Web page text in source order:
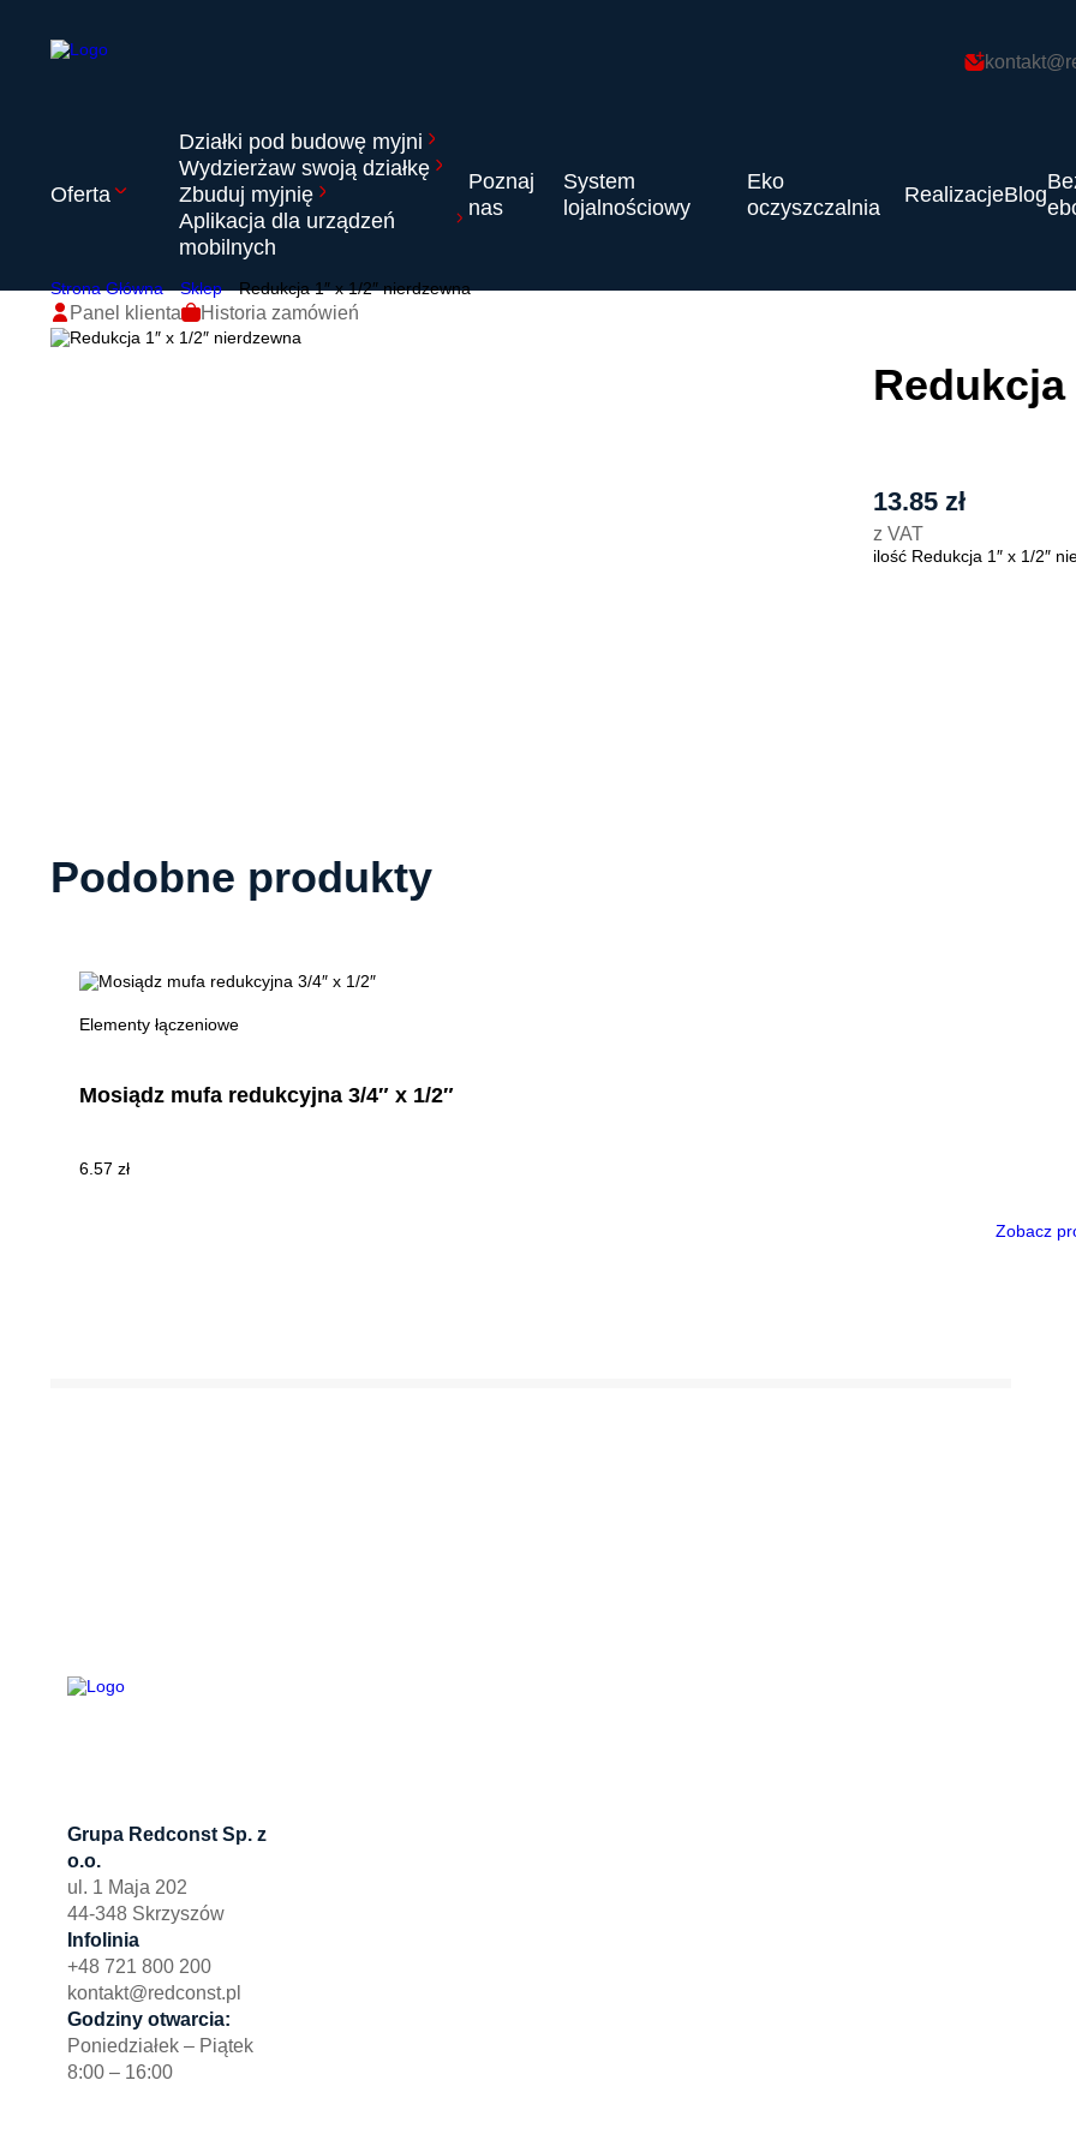
Oferta
Działki pod budowę myjni
Wydzierżaw swoją działkę
Zbuduj myjnię
Aplikacja dla urządzeń
mobilnych
Poznaj
nas
System
lojalnościowy
Eko
oczyszczalnia
RealizacjeBlog
Panel klienta Historia zamówień
Strona Główna Sklep Redukcja 1″ x 1/2″ nierdzewna
Redukcja
13.85 zł
z VAT
ilość Redukcja 1″ x 1/2″
Podobne produkty
Elementy łączeniowe
Mosiądz mufa redukcyjna 3/4″ x 1/2″
6.57 zł
Zobacz
Grupa Redconst Sp. z
o.o.
ul. 1 Maja 202
44-348 Skrzyszów
Infolinia
+48 721 800 200
kontakt@redconst.pl
Godziny otwarcia:
Poniedziałek – Piątek
8:00 – 16:00